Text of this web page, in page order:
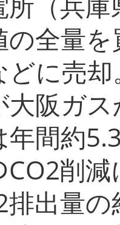
の全量
どに売
大阪ガ
年間約
CO2削
排出量